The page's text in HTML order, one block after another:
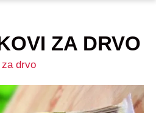
drvo
ZA DRVO